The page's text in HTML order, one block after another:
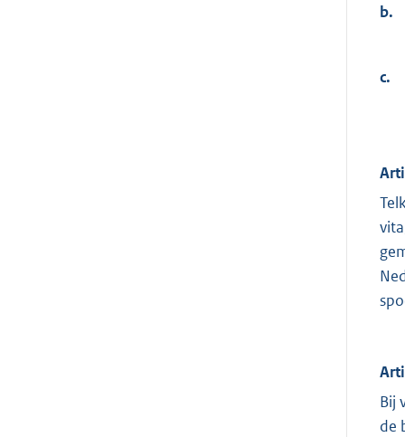
b.
c.
Bij
de